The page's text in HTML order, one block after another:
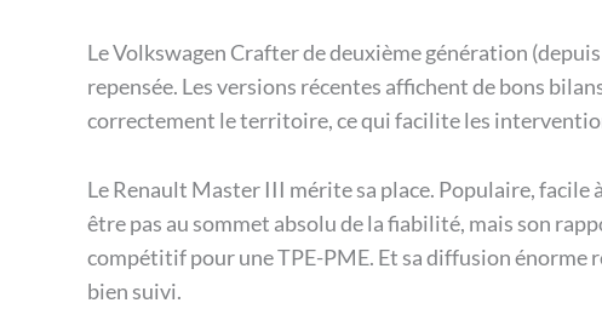
Le Volkswagen Crafter de deuxième génération
repensée. Les versions récentes affichent de bons
correctement le territoire, ce qui facilite les
Le Renault Master III mérite sa place. Populaire, facile
être pas au sommet absolu de la fiabilité, mais son
compétitif pour une TPE-PME. Et sa diffusion énorme
bien suivi.